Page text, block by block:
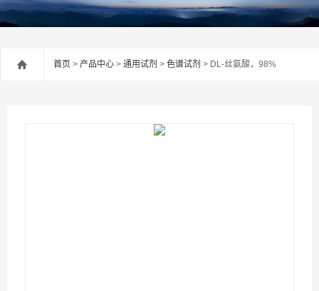
首页 > 产品中心 > 通用试剂 > 色谱试剂 > DL-丝氨酸，98%